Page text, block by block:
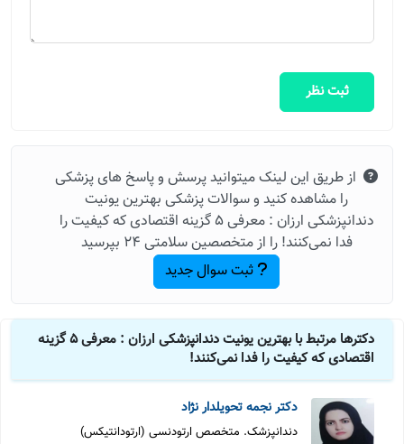
ثبت نظر
از طریق این لینک میتوانید پرسش و پاسخ های پزشکی
را مشاهده کنید و سوالات پزشکی بهترین یونیت
دندانپزشکی ارزان : معرفی 5 گزینه اقتصادی که کیفیت را
فدا نمی‌کنند! را از متخصصین سلامتی 24 بپرسید
ثبت سوال جدید
دکترها مرتبط با بهترین یونیت دندانپزشکی ارزان : معرفی 5 گزینه
اقتصادی که کیفیت را فدا نمی‌کنند!
دکتر نجمه تحویلدار نژاد
دندانپزشک. متخصص ارتودنسی (ارتودانتیکس)